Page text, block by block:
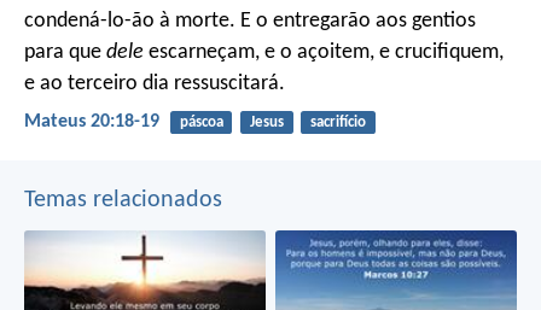
condená-lo-ão à morte. E o entregarão aos gentios
para que dele escarneçam, e o açoitem, e crucifiquem,
e ao terceiro dia ressuscitará.
Mateus 20:18-19 páscoa Jesus sacrifício
Temas relacionados